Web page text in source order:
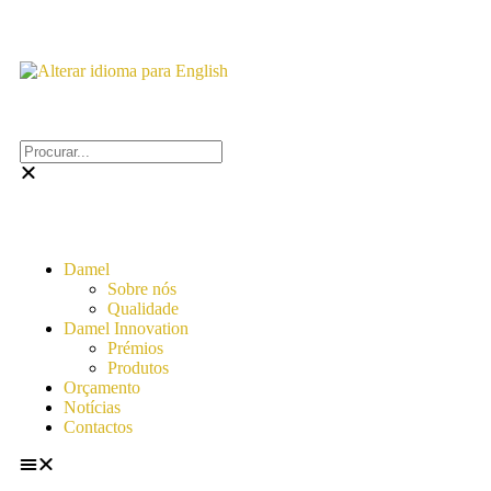
Damel
Sobre nós
Qualidade
Damel Innovation
Prémios
Produtos
Orçamento
Notícias
Contactos